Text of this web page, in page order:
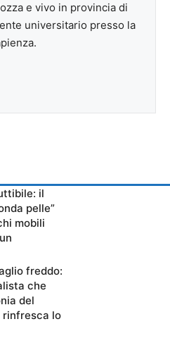
e vivo in provincia di
universitario presso la
il
pelle”
mobili
freddo:
che
del
rinfresca lo